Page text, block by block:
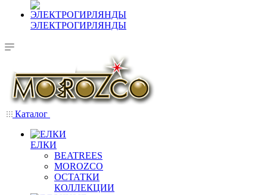
ЭЛЕКТРОГИРЛЯНДЫ
Каталог
ЕЛКИ
BEATREES
MOROZCO
ОСТАТКИ
КОЛЛЕКЦИИ